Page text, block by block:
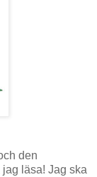
den
läsa! Jag ska